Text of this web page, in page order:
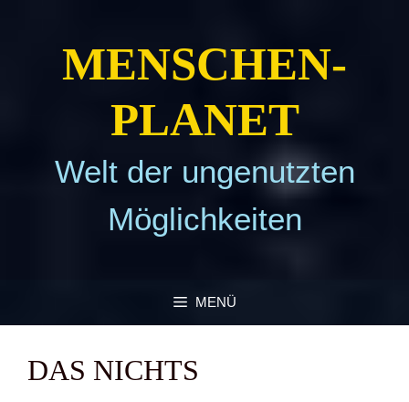
MEN­SCHEN­
PLA­NET
Welt der ungenutzten
Möglichkeiten
MENÜ
DAS NICHTS